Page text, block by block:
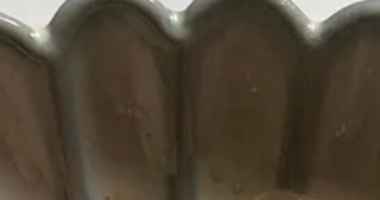
accompagner, préparer une petite sauce
cacahuète. Rouleaux de printemps aux
crevettes, mangue et avocat Pour 4 per